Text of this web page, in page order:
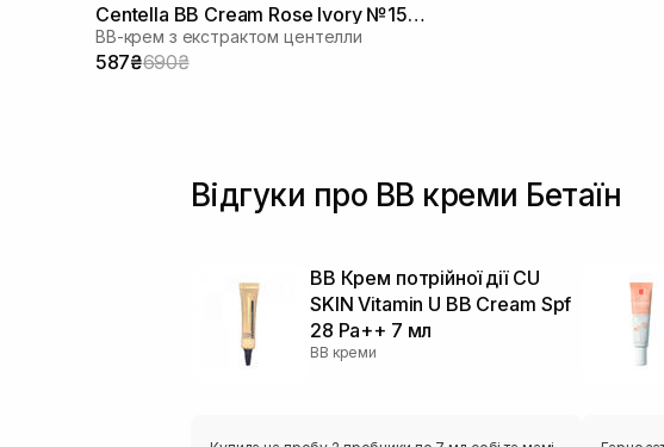
Centella BB Cream Rose Ivory №15
30 мл
ВВ-крем з екстрактом центелли
587₴690₴
Відгуки про BB креми Бетаїн
BB Крем потрійної дії CU
SKIN Vitamin U BB Cream Spf
28 Pa++ 7 мл
BB креми